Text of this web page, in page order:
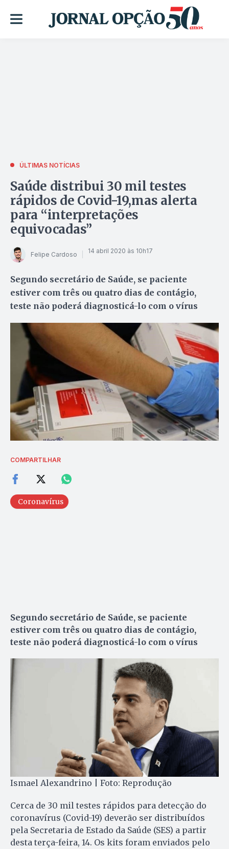
ÚLTIMAS NOTÍCIAS
Saúde distribui 30 mil testes
rápidos de Covid-19,mas alerta
para “interpretações
equivocadas”
Felipe Cardoso 14 abril 2020 às 10h17
Segundo secretário de Saúde, se paciente
estiver com três ou quatro dias de contágio,
teste não poderá diagnosticá-lo com o vírus
COMPARTILHAR
Coronavírus
Segundo secretário de Saúde, se paciente
estiver com três ou quatro dias de contágio,
teste não poderá diagnosticá-lo com o vírus
Ismael Alexandrino | Foto: Reprodução
Cerca de 30 mil testes rápidos para detecção do
coronavírus (Covid-19) deverão ser distribuídos
pela Secretaria de Estado da Saúde (SES) a partir
desta terça-feira, 14. Os kits foram enviados pelo